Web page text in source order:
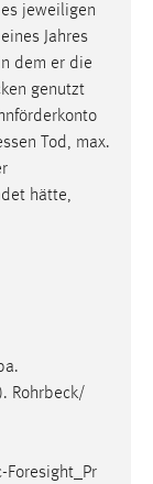
jeweiligen
Jahres
dem er die
genutzt
Tod, max.
hätte,
Rohrbeck/
Foresight_Pr